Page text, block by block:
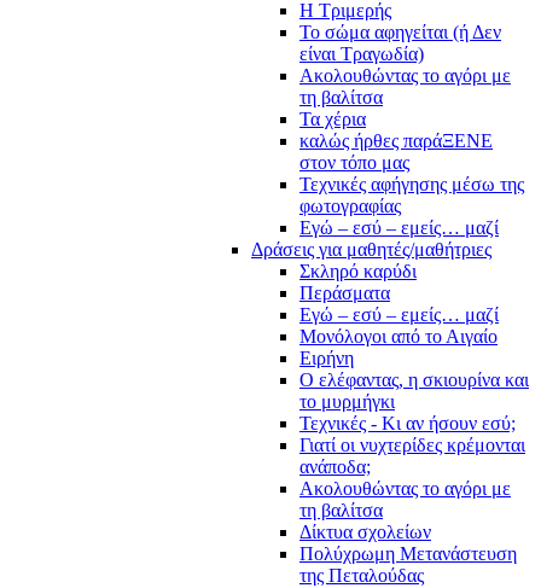
Η Τριμερής
Το σώμα αφηγείται (ή Δεν
είναι Τραγωδία)
Ακολουθώντας το αγόρι με
τη βαλίτσα
Τα χέρια
καλώς ήρθες παράΞΕΝΕ
στον τόπο μας
Τεχνικές αφήγησης μέσω της
φωτογραφίας
Εγώ – εσύ – εμείς… μαζί
Δράσεις για μαθητές/μαθήτριες
Σκληρό καρύδι
Περάσματα
Εγώ – εσύ – εμείς… μαζί
Μονόλογοι από το Αιγαίο
Ειρήνη
Ο ελέφαντας, η σκιουρίνα και
το μυρμήγκι
Τεχνικές - Κι αν ήσουν εσύ;
Γιατί οι νυχτερίδες κρέμονται
ανάποδα;
Ακολουθώντας το αγόρι με
τη βαλίτσα
Δίκτυα σχολείων
Πολύχρωμη Μετανάστευση
της Πεταλούδας